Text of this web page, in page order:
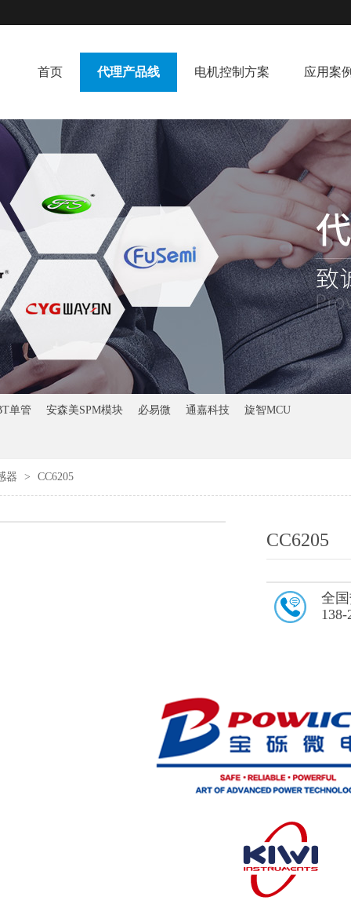
首页 代理产品线 电机控制方案 应用案
单管 安森美SPM模块 必易微 通嘉科技 旋智MCU
器 > CC6205
CC6205
全
138-